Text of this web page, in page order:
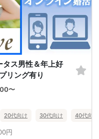
タス男性＆年上好
リング有り
〜
20代向け 30代向け 40代向け
円